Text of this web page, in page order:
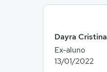
Dayra Cristina
Ex-aluno
13/01/2022